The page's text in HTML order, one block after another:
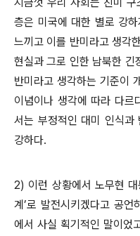
층은 미국에 대한 별로 강
느끼고 이를 반미라고 생각
현실과 그로 인한 남북한 긴
반미라고 생각하는 기준이
이념이나 생각에 따라 다르
서는 부정적인 대미 인식과
강하다.
2) 이런 상황에서 노무현
계’로 발전시키겠다고 공
에서 사실 획기적인 말이었